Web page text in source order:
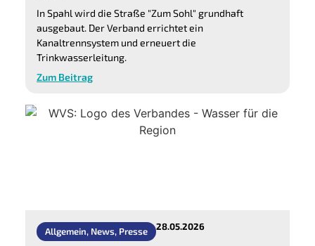
In Spahl wird die Straße "Zum Sohl" grundhaft
ausgebaut. Der Verband errichtet ein
Kanaltrennsystem und erneuert die
Trinkwasserleitung.
Zum Beitrag
Allgemein, News, Presse 28.05.2026